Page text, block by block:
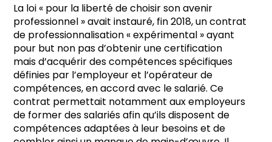
La loi « pour la liberté de choisir son avenir
professionnel » avait instauré, fin 2018, un contrat
de professionnalisation « expérimental » ayant
pour but non pas d’obtenir une certification
mais d’acquérir des compétences spécifiques
définies par l’employeur et l’opérateur de
compétences, en accord avec le salarié. Ce
contrat permettait notamment aux employeurs
de former des salariés afin qu’ils disposent de
compétences adaptées à leur besoins et de